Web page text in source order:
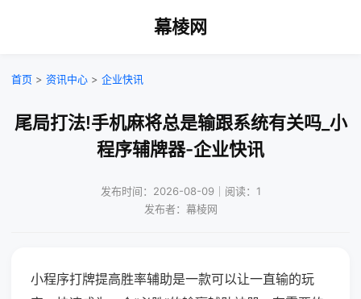
幕棱网
首页 > 资讯中心 > 企业快讯
尾局打法!手机麻将总是输跟系统有关吗_小
程序辅牌器-企业快讯
发布时间：2026-08-09｜阅读：1
发布者：幕棱网
小程序打牌提高胜率辅助是一款可以让一直输的玩